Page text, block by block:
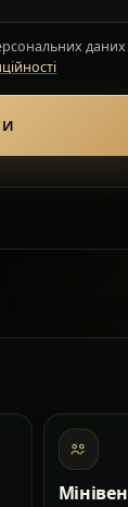
даних
Мінівен